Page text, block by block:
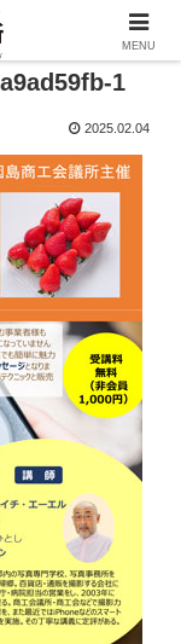
1
2025.02.04
MENU